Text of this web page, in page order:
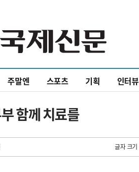
주말엔 스포츠 기획 인터뷰
함께 치료를
글자 크기